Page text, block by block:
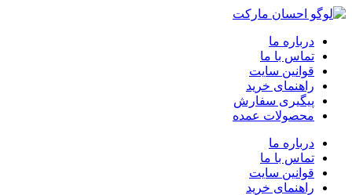
درباره ما
تماس با ما
قوانین سایت
راهنمای خرید
پیگیری سفارش
محصولات عمده
درباره ما
تماس با ما
قوانین سایت
راهنمای خرید